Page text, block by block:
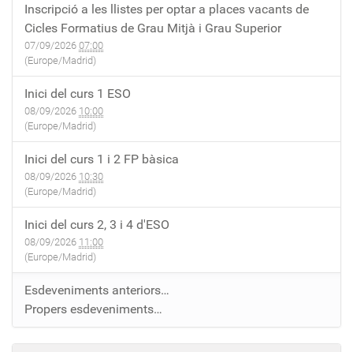
Inscripció a les llistes per optar a places vacants de
Cicles Formatius de Grau Mitjà i Grau Superior
07/09/2026 07:00
(Europe/Madrid)
Inici del curs 1 ESO
08/09/2026 10:00
(Europe/Madrid)
Inici del curs 1 i 2 FP bàsica
08/09/2026 10:30
(Europe/Madrid)
Inici del curs 2, 3 i 4 d'ESO
08/09/2026 11:00
(Europe/Madrid)
Esdeveniments anteriors…
Propers esdeveniments…